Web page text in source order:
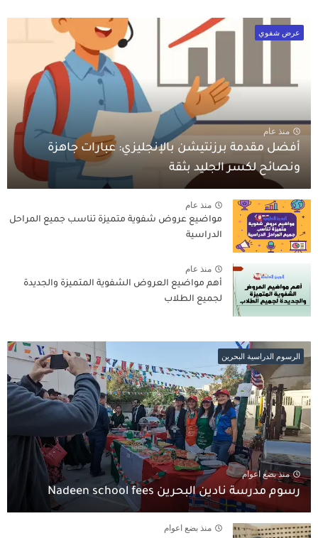
عرض شفوي
منذ عام
أفضل مقدمة برزنتيشن بالإنجليزي: عبارات جاهزة
ونصائح لكسر الجليد بثقة
منذ عام
مواضيع عروض شفوية متميزة تناسب جميع المراحل
الدراسية
منذ عام
أهم مواضيع العروض الشفوية المتميزة والجديدة
لجميع الطلاب
الرسوم الدراسية البحرين
منذ بضع اعوام
رسوم مدرسة نادين البحرين Nadeen school fees
منذ بضع اعوام